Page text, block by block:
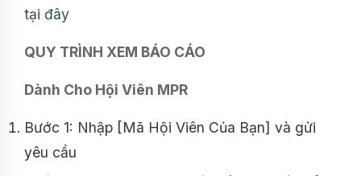
tại đây
QUY TRÌNH XEM BÁO CÁO
Dành Cho Hội Viên MPR
Bước 1: Nhập [Mã Hội Viên Của Bạn] và gửi
yêu cầu